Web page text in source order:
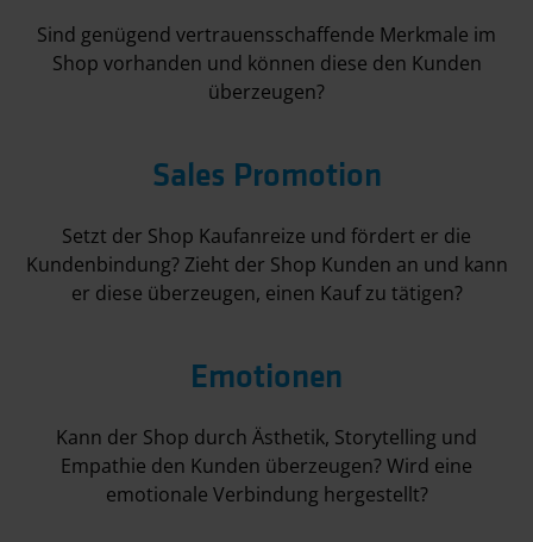
Sind genügend vertrauensschaffende Merkmale im
Shop vorhanden und können diese den Kunden
überzeugen?
Sales Promotion
Setzt der Shop Kaufanreize und fördert er die
Kundenbindung? Zieht der Shop Kunden an und kann
er diese überzeugen, einen Kauf zu tätigen?
Emotionen
Kann der Shop durch Ästhetik, Storytelling und
Empathie den Kunden überzeugen? Wird eine
emotionale Verbindung hergestellt?